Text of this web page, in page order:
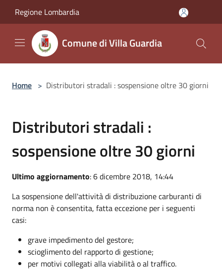
Regione Lombardia
Comune di Villa Guardia
Home > Distributori stradali : sospensione oltre 30 giorni
Distributori stradali :
sospensione oltre 30 giorni
Ultimo aggiornamento: 6 dicembre 2018, 14:44
La sospensione dell'attività di distribuzione carburanti di
norma non è consentita, fatta eccezione per i seguenti
casi:
grave impedimento del gestore;
scioglimento del rapporto di gestione;
per motivi collegati alla viabilità o al traffico.